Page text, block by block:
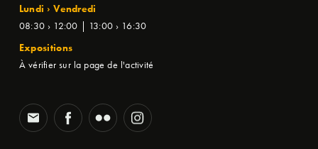
Lundi › Vendredi
08:30 › 12:00 | 13:00 › 16:30
Expositions
À vérifier sur la page de l'activité